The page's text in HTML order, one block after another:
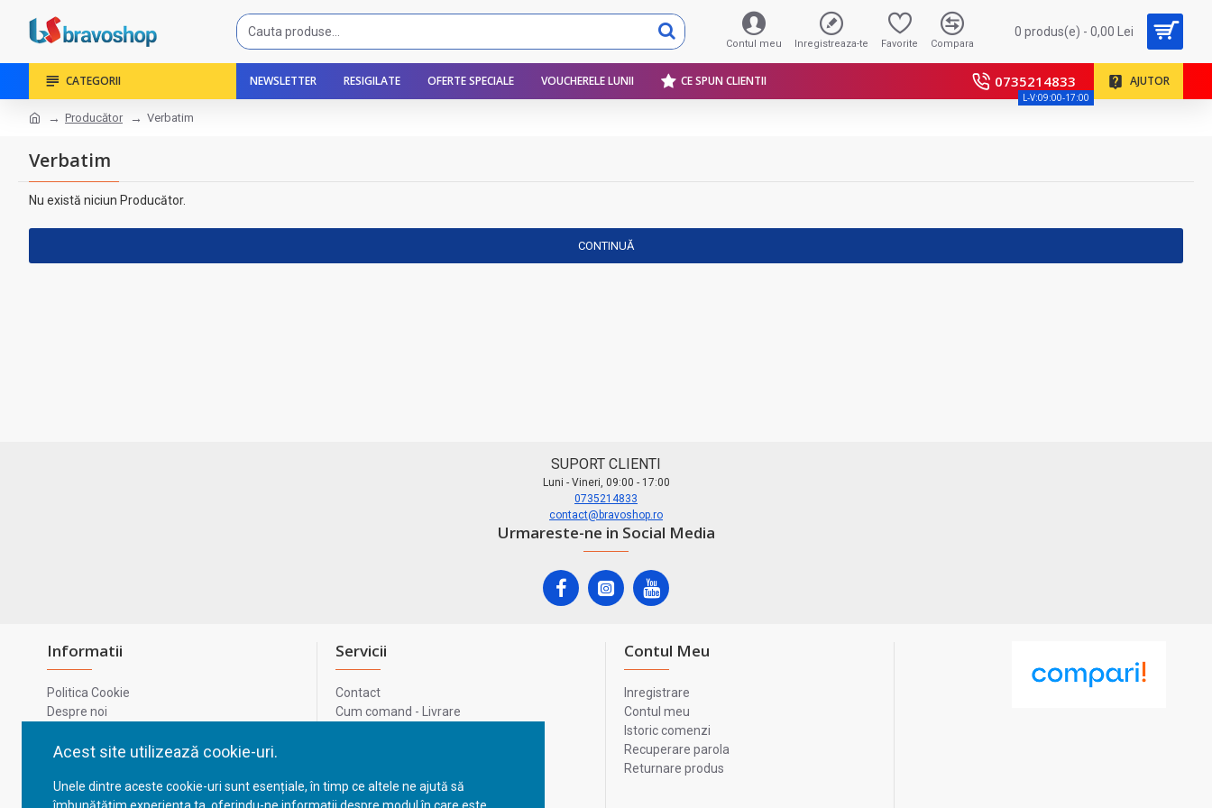
Acest site utilizează cookie-uri.
Unele dintre aceste cookie-uri sunt esențiale, în timp ce altele ne ajută să
Contul meu Inregistreaza-te Favorite Compara
0 produs(e) - 0,00 Lei
CATEGORII NEWSLETTER RESIGILATE OFERTE SPECIALE VOUCHERELE LUNII CE SPUN CLIENTII 0735214833
L-V:09:00-17:00
AJUTOR
Producător Verbatim
Verbatim
Nu există niciun Producător.
CONTINUĂ
SUPORT CLIENTI
Luni - Vineri, 09:00 - 17:00
0735214833
contact@bravoshop.ro
Urmareste-ne in Social Media
Informatii
Politica Cookie
Despre noi
Confidentialitate
GDPR - Datele tale
Servicii
Contact
Cum comand - Livrare
ANPC
Contul Meu
Inregistrare
Contul meu
Istoric comenzi
Recuperare parola
Returnare produs